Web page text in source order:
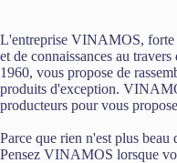
L'entreprise VINAMOS, forte
et de connaissances au
1960, vous propose de
produits d'exception.
producteurs pour vous
Parce que rien n'est plus beau
Pensez VINAMOS lorsque